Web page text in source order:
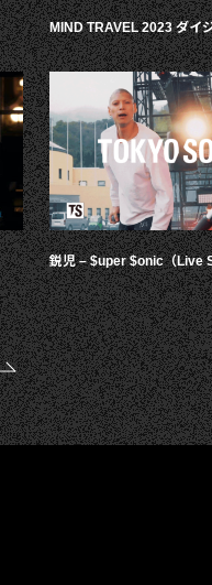
MIND TRAVEL 2023 ダイ
鋭児 – $uper $onic（Live